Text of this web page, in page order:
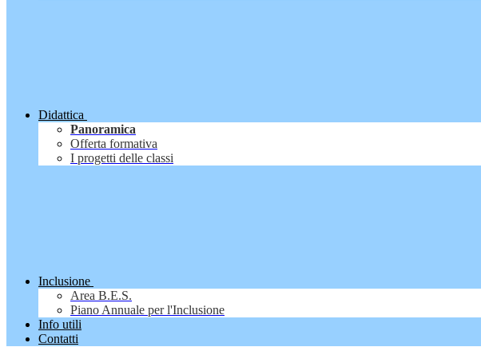
Didattica
Panoramica
Offerta formativa
I progetti delle classi
Inclusione
Area B.E.S.
Piano Annuale per l'Inclusione
Info utili
Contatti